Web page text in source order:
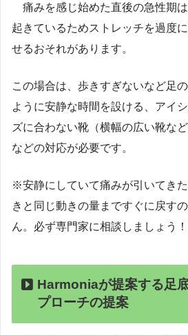
痛みを感じ始めた直後の急性期
起きているためストレッチを過度
せるおそれがあります。
この場合は、歩きすぎないなど足
ように安静な時間を設ける、アイ
ズに合わない靴（横幅の広い靴な
などの対応が必要です。
※安静にしていて痛みが引いてき
きと同じ動きの量まですぐに戻す
ん。必ず専門家に相談しましょう！
Harmoniaが提案する足
プローチの提案